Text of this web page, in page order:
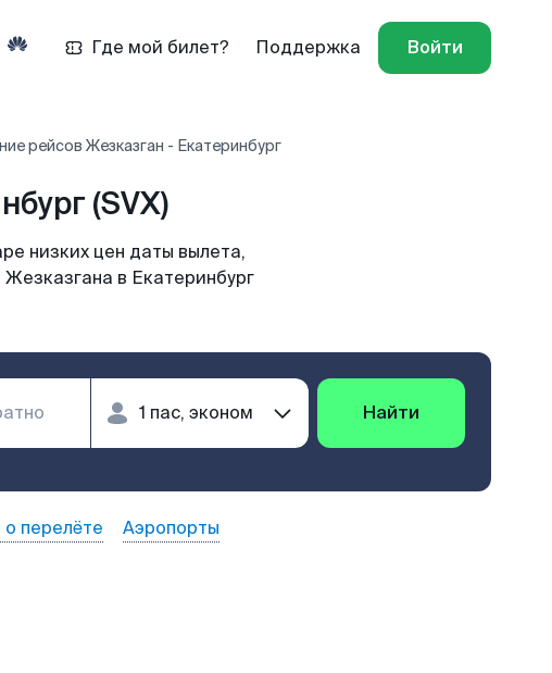
Где мой билет? Поддержка Войти
рейсов Жезказган - Екатеринбург
(SVX)
низких цен даты вылета,
в Екатеринбург
Найти
перелёте Аэропорты